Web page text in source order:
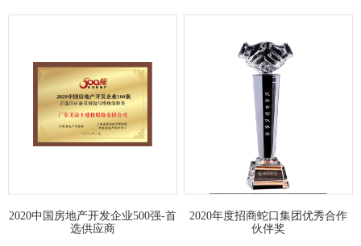
2020中国房地产开发企业500强-首
选供应商
2020年度招商蛇口集团优秀合作
伙伴奖